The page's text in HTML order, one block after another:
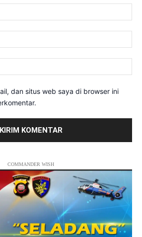
dan situs web saya di browser ini
COMMANDER WISH